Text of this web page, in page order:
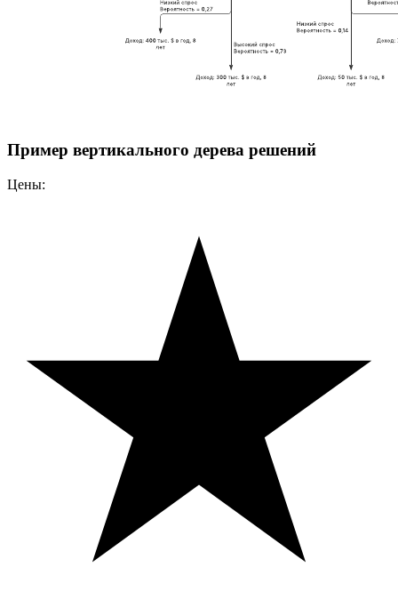
Пример вертикального дерева решений
Цены: